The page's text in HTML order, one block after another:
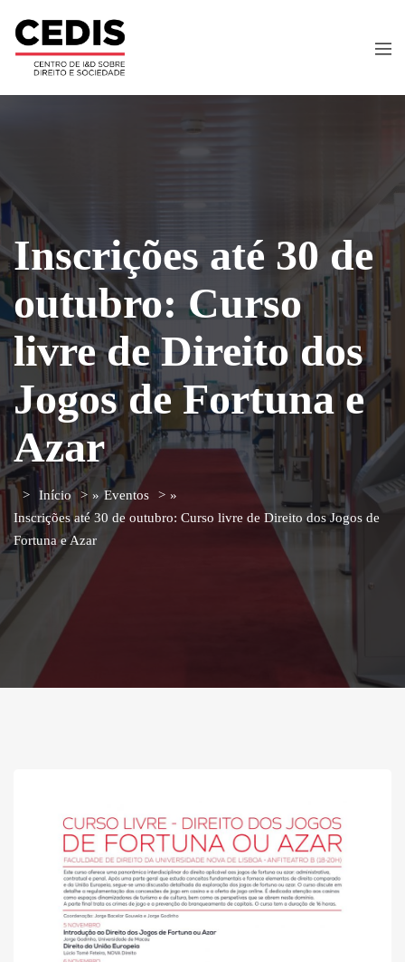
Inscrições até 30 de
outubro: Curso
livre de Direito dos
Jogos de Fortuna e
Azar
Início » Eventos
»
Inscrições até 30 de outubro: Curso livre de Direito dos Jogos de
Fortuna e Azar